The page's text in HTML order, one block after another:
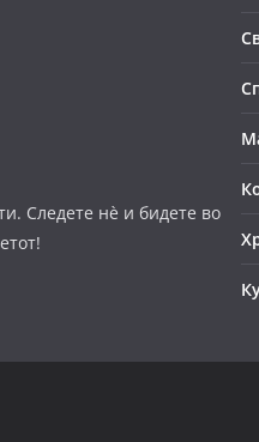
Следете нè и бидете во